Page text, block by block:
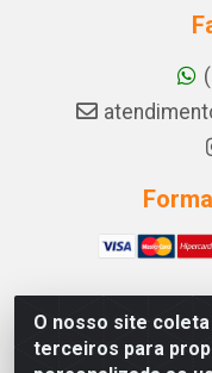
O nosso site
terceiros para
A PINA DOS
233, 27 - ZONA